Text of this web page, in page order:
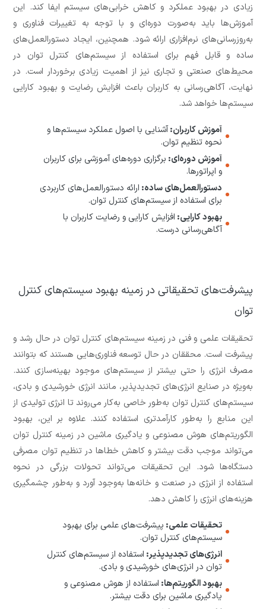
زیادی در بهبود عملکرد و کاهش خرابی‌های سیستم ایفا کند. این
آموزش‌ها باید به‌صورت دوره‌ای و با توجه به تغییرات فناوری و
به‌روزرسانی‌های نرم‌افزاری ارائه شود. همچنین، ایجاد دستورالعمل‌های
ساده و قابل فهم برای استفاده از سیستم‌های کنترل توان در
محیط‌های صنعتی و تجاری نیز از اهمیت زیادی برخوردار است. در
نهایت، آگاهی‌رسانی به کاربران باعث افزایش رضایت و بهبود کارایی
سیستم‌ها خواهد شد.
آموزش کاربران:آشنایی با اصول عملکرد سیستم‌ها و
نحوه تنظیم توان.
آموزش دوره‌ای: برگزاری دوره‌های آموزشی برای کاربران
و اپراتورها.
دستورالعمل‌های ساده: ارائه دستورالعمل‌های کاربردی
برای استفاده از سیستم‌های کنترل توان.
بهبود کارایی: افزایش کارایی و رضایت کاربران با
آگاهی‌رسانی درست.
پیشرفت‌های تحقیقاتی در زمینه بهبود سیستم‌های کنترل
توان
تحقیقات علمی و فنی در زمینه سیستم‌های کنترل توان در حال رشد و
پیشرفت است. محققان در حال توسعه فناوری‌هایی هستند که بتوانند
مصرف انرژی را حتی بیشتر از سیستم‌های موجود بهینه‌سازی کنند.
به‌ویژه در صنایع انرژی‌های تجدیدپذیر، مانند انرژی خورشیدی و بادی،
سیستم‌های کنترل توان به‌طور خاصی به‌کار می‌روند تا انرژی تولیدی از
این منابع را به‌طور کارآمدتری استفاده کنند. علاوه بر این، بهبود
الگوریتم‌های هوش مصنوعی و یادگیری ماشین در زمینه کنترل توان
می‌تواند موجب دقت بیشتر و کاهش خطاها در تنظیم توان مصرفی
دستگاه‌ها شود. این تحقیقات می‌تواند تحولات بزرگی در نحوه
استفاده از انرژی در صنعت و خانه‌ها به‌وجود آورد و به‌طور چشمگیری
هزینه‌های انرژی را کاهش دهد.
تحقیقات علمی: پیشرفت‌های علمی برای بهبود
سیستم‌های کنترل توان.
انرژی‌های تجدیدپذیر: استفاده از سیستم‌های کنترل
توان در انرژی‌های خورشیدی و بادی.
بهبود الگوریتم‌ها: استفاده از هوش مصنوعی و
یادگیری ماشین برای دقت بیشتر.